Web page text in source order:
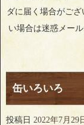
ダに届く場合がご
い場合は迷惑メー
缶いろいろ
投稿日 2022年7月29